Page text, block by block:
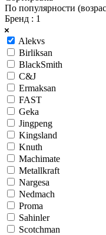
По популярности
Бренд : 1
Alekvs
Birliksan
BlackSmith
C&J
Ermaksan
FAST
Geka
Jingpeng
Kingsland
Knuth
Machimate
Metallkraft
Nargesa
Nedmach
Proma
Sahinler
Scotchman